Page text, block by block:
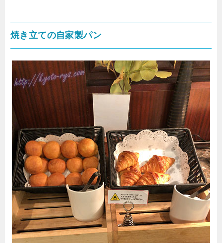
焼き立ての自家製パン